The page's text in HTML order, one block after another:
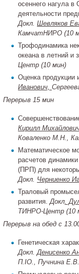
осеннего нагула
деятельности
Докл. Шевляков
КамчатНИРО (10
Трофодинамика
океана в летний и
Центр (10 мин)
Оценка продукции
Иванович,
Перерыв 15 мин
Кирилл
Коваленко М.Н.,
Математическое
расчетов
(ПРП) для
Докл. Черниенко
Траловый
развития.Докл.
ТИНРО-Центр (10
Перерыв на обед с
Генетическая
Докл.Денисенко
П.IO., Пучнина